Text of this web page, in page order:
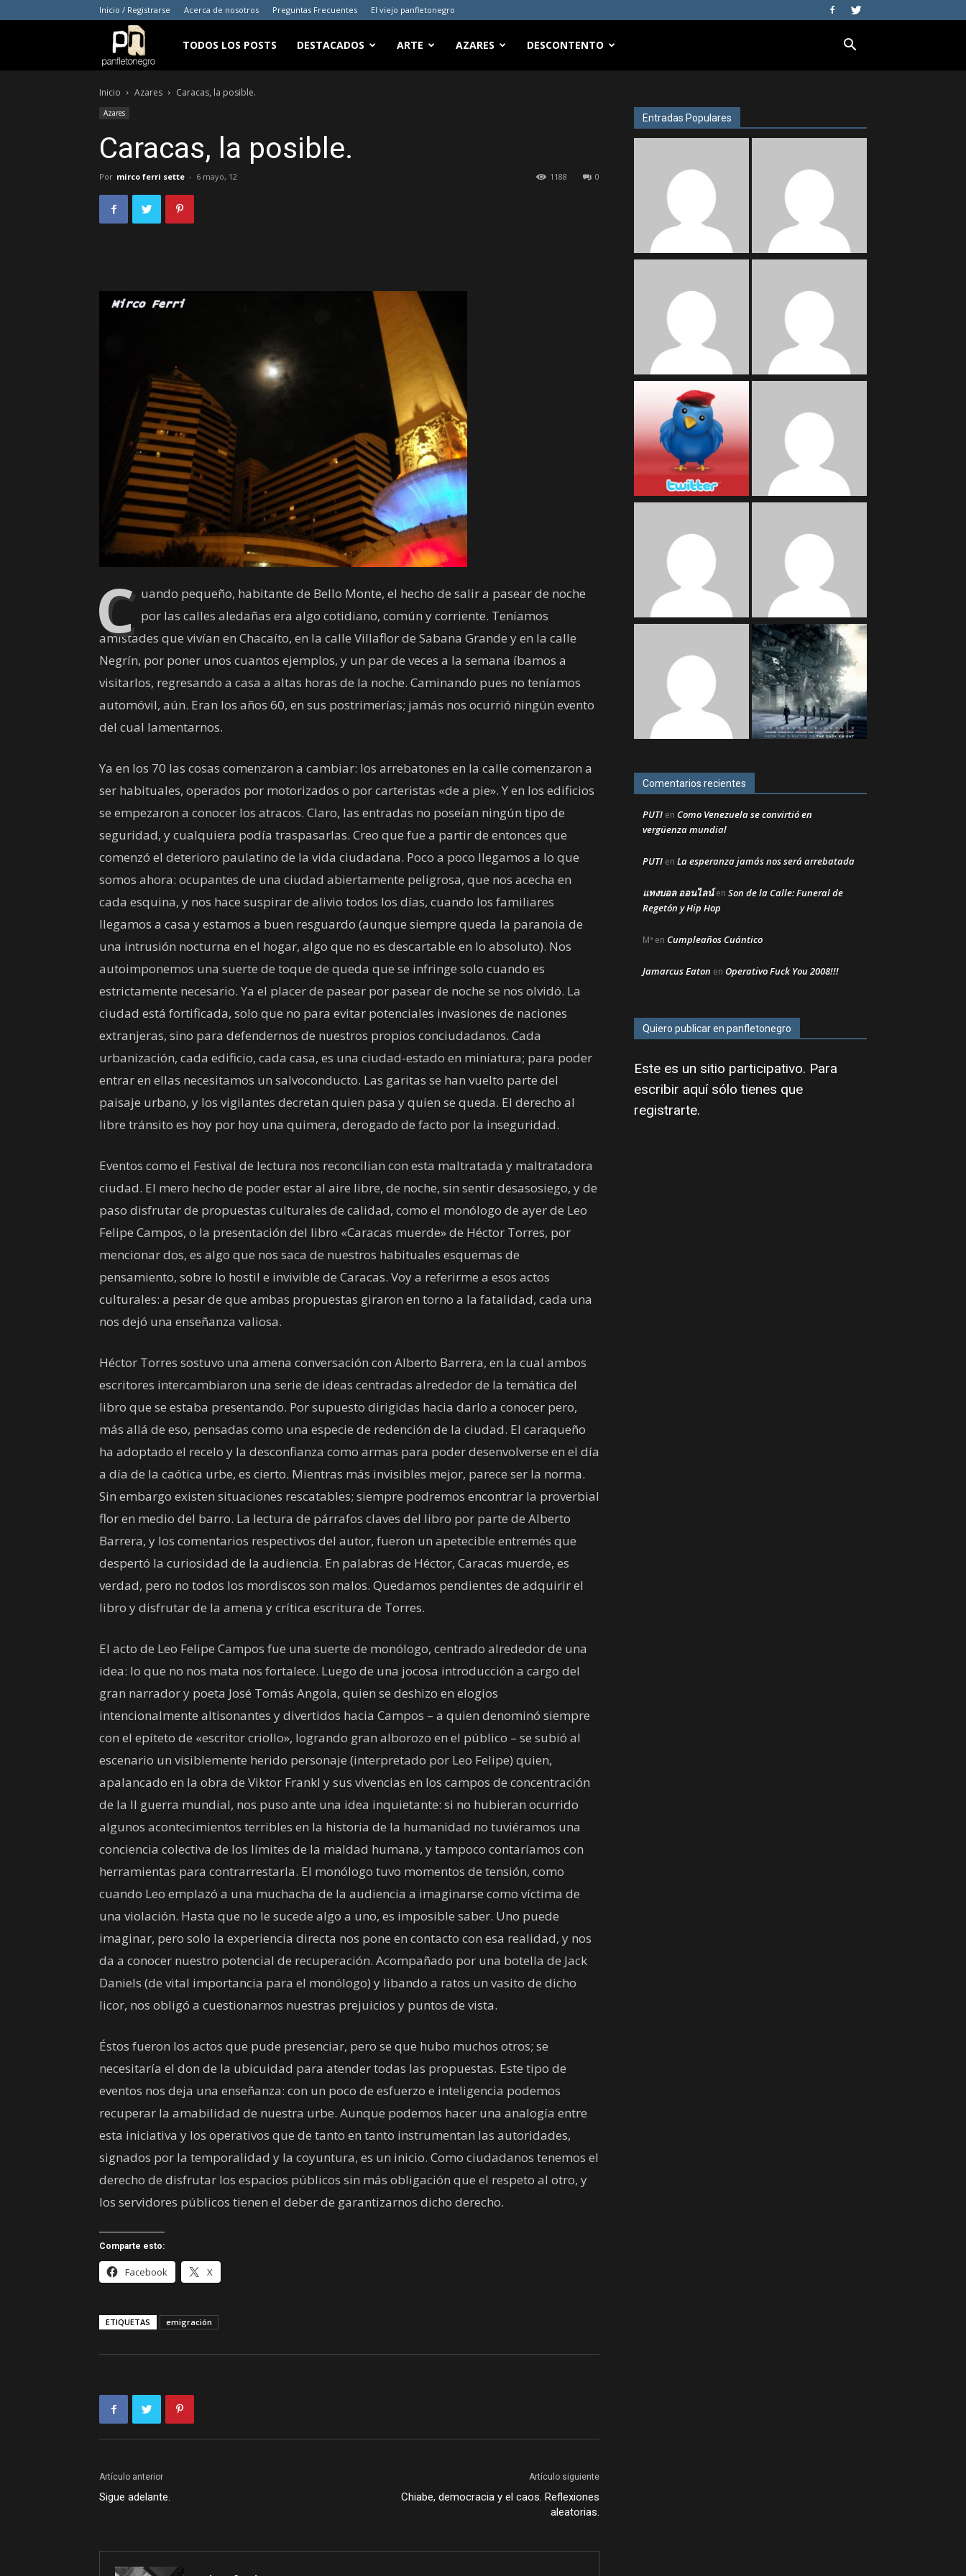
Inicio / Registrarse Acerca de nosotros Preguntas Frecuentes El viejo panfletonegro
panfletonegro
TODOS LOS POSTS DESTACADOS ARTE AZARES DESCONTENTO
Inicio Azares Caracas, la posible.
Azares
Caracas, la posible.
Por mirco ferri sette - 6 mayo, 12 0
1188
C uando pequeño, habitante de Bello Monte, el hecho de salir a pasear de noche
por las calles aledañas era algo cotidiano, común y corriente. Teníamos
amistades que vivían en Chacaíto, en la calle Villaflor de Sabana Grande y en la calle
Negrín, por poner unos cuantos ejemplos, y un par de veces a la semana íbamos a
visitarlos, regresando a casa a altas horas de la noche. Caminando pues no teníamos
automóvil, aún. Eran los años 60, en sus postrimerías; jamás nos ocurrió ningún evento
del cual lamentarnos.
Ya en los 70 las cosas comenzaron a cambiar: los arrebatones en la calle comenzaron a
ser habituales, operados por motorizados o por carteristas «de a pie». Y en los edificios
se empezaron a conocer los atracos. Claro, las entradas no poseían ningún tipo de
seguridad, y cualquiera podía traspasarlas. Creo que fue a partir de entonces que
comenzó el deterioro paulatino de la vida ciudadana. Poco a poco llegamos a lo que
somos ahora: ocupantes de una ciudad abiertamente peligrosa, que nos acecha en
cada esquina, y nos hace suspirar de alivio todos los días, cuando los familiares
llegamos a casa y estamos a buen resguardo (aunque siempre queda la paranoia de
una intrusión nocturna en el hogar, algo que no es descartable en lo absoluto). Nos
autoimponemos una suerte de toque de queda que se infringe solo cuando es
estrictamente necesario. Ya el placer de pasear por pasear de noche se nos olvidó. La
ciudad está fortificada, solo que no para evitar potenciales invasiones de naciones
extranjeras, sino para defendernos de nuestros propios conciudadanos. Cada
urbanización, cada edificio, cada casa, es una ciudad-estado en miniatura; para poder
entrar en ellas necesitamos un salvoconducto. Las garitas se han vuelto parte del
paisaje urbano, y los vigilantes decretan quien pasa y quien se queda. El derecho al
libre tránsito es hoy por hoy una quimera, derogado de facto por la inseguridad.
Eventos como el Festival de lectura nos reconcilian con esta maltratada y maltratadora
ciudad. El mero hecho de poder estar al aire libre, de noche, sin sentir desasosiego, y de
paso disfrutar de propuestas culturales de calidad, como el monólogo de ayer de Leo
Felipe Campos, o la presentación del libro «Caracas muerde» de Héctor Torres, por
mencionar dos, es algo que nos saca de nuestros habituales esquemas de
pensamiento, sobre lo hostil e invivible de Caracas. Voy a referirme a esos actos
culturales: a pesar de que ambas propuestas giraron en torno a la fatalidad, cada una
nos dejó una enseñanza valiosa.
Héctor Torres sostuvo una amena conversación con Alberto Barrera, en la cual ambos
escritores intercambiaron una serie de ideas centradas alrededor de la temática del
libro que se estaba presentando. Por supuesto dirigidas hacia darlo a conocer pero,
más allá de eso, pensadas como una especie de redención de la ciudad. El caraqueño
ha adoptado el recelo y la desconfianza como armas para poder desenvolverse en el día
a día de la caótica urbe, es cierto. Mientras más invisibles mejor, parece ser la norma.
Sin embargo existen situaciones rescatables; siempre podremos encontrar la proverbial
flor en medio del barro. La lectura de párrafos claves del libro por parte de Alberto
Barrera, y los comentarios respectivos del autor, fueron un apetecible entremés que
despertó la curiosidad de la audiencia. En palabras de Héctor, Caracas muerde, es
verdad, pero no todos los mordiscos son malos. Quedamos pendientes de adquirir el
libro y disfrutar de la amena y crítica escritura de Torres.
El acto de Leo Felipe Campos fue una suerte de monólogo, centrado alrededor de una
idea: lo que no nos mata nos fortalece. Luego de una jocosa introducción a cargo del
gran narrador y poeta José Tomás Angola, quien se deshizo en elogios
intencionalmente altisonantes y divertidos hacia Campos – a quien denominó siempre
con el epíteto de «escritor criollo», logrando gran alborozo en el público – se subió al
escenario un visiblemente herido personaje (interpretado por Leo Felipe) quien,
apalancado en la obra de Viktor Frankl y sus vivencias en los campos de concentración
de la II guerra mundial, nos puso ante una idea inquietante: si no hubieran ocurrido
algunos acontecimientos terribles en la historia de la humanidad no tuviéramos una
conciencia colectiva de los límites de la maldad humana, y tampoco contaríamos con
herramientas para contrarrestarla. El monólogo tuvo momentos de tensión, como
cuando Leo emplazó a una muchacha de la audiencia a imaginarse como víctima de
una violación. Hasta que no le sucede algo a uno, es imposible saber. Uno puede
imaginar, pero solo la experiencia directa nos pone en contacto con esa realidad, y nos
da a conocer nuestro potencial de recuperación. Acompañado por una botella de Jack
Daniels (de vital importancia para el monólogo) y libando a ratos un vasito de dicho
licor, nos obligó a cuestionarnos nuestras prejuicios y puntos de vista.
Éstos fueron los actos que pude presenciar, pero se que hubo muchos otros; se
necesitaría el don de la ubicuidad para atender todas las propuestas. Este tipo de
eventos nos deja una enseñanza: con un poco de esfuerzo e inteligencia podemos
recuperar la amabilidad de nuestra urbe. Aunque podemos hacer una analogía entre
esta iniciativa y los operativos que de tanto en tanto instrumentan las autoridades,
signados por la temporalidad y la coyuntura, es un inicio. Como ciudadanos tenemos el
derecho de disfrutar los espacios públicos sin más obligación que el respeto al otro, y
los servidores públicos tienen el deber de garantizarnos dicho derecho.
Comparte esto:
Facebook X
ETIQUETAS emigración
Artículo anterior
Sigue adelante.
Artículo siguiente
Chiabe, democracia y el caos. Reflexiones
aleatorias.
Entradas Populares
Comentarios recientes
PUTI en Como Venezuela se convirtió en
vergüenza mundial
PUTI en La esperanza jamás nos será arrebatada
แทงบอล ออนไลน์en Son de la Calle: Funeral de
Regetón y Hip Hop
Mª en Cumpleaños Cuántico
Jamarcus Eaton en Operativo Fuck You 2008!!!
Quiero publicar en panfletonegro
Este es un sitio participativo. Para
escribir aquí sólo tienes que
registrarte.